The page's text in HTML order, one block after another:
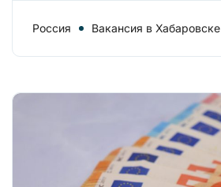
Россия Вакансия в Хабаровске